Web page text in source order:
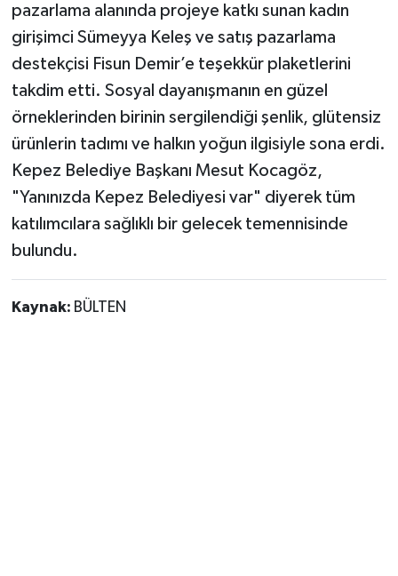
pazarlama alanında projeye katkı sunan kadın
girişimci Sümeyya Keleş ve satış pazarlama
destekçisi Fisun Demir’e teşekkür plaketlerini
takdim etti. Sosyal dayanışmanın en güzel
örneklerinden birinin sergilendiği şenlik, glütensiz
ürünlerin tadımı ve halkın yoğun ilgisiyle sona erdi.
Kepez Belediye Başkanı Mesut Kocagöz,
"Yanınızda Kepez Belediyesi var" diyerek tüm
katılımcılara sağlıklı bir gelecek temennisinde
bulundu.
Kaynak: BÜLTEN